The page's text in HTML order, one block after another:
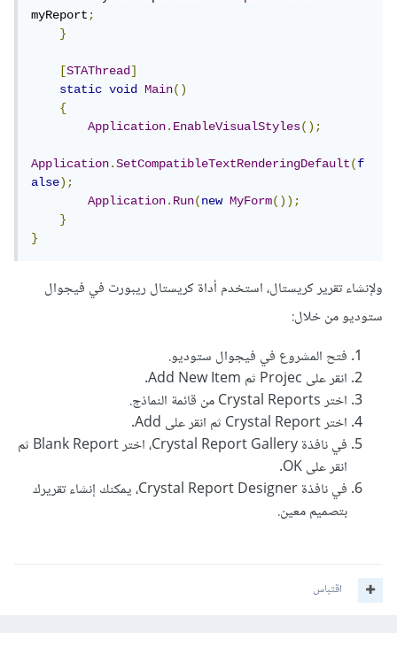
myReport;
}
[STAThread]
static
void Main()
{
Application.EnableVisualStyles();
Application.SetCompatibleTextRenderingDefault(f
alse);
Application.Run(new MyForm());
}
}
ولإنشاء تقرير كريستال، استخدم أداة كريستال ريبورت في فيجوال
ستوديو من خلال:
فتح المشروع في فيجوال ستوديو.
انقر على Projec ثم Add New Item.
اختر Crystal Reports من قائمة النماذج.
اختر Crystal Report ثم انقر على Add.
في نافذة Crystal Report Gallery، اختر Blank Report ثم
انقر على OK.
في نافذة Crystal Report Designer، يمكنك إنشاء تقريرك
بتصميم معين.
اقتباس